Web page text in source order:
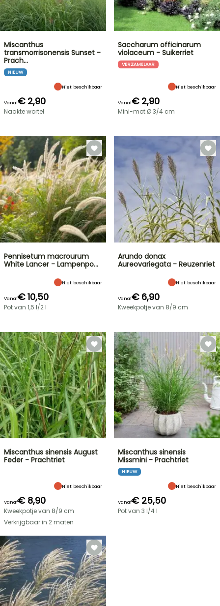
Miscanthus
transmorrisonensis Sunset -
Prach…
NIEUW
Niet beschikbaar
Vanaf€ 2,90
Naakte wortel
Saccharum officinarum
violaceum - Suikerriet
VERZAMELAAR
Niet beschikbaar
Vanaf€ 2,90
Mini-mot Ø 3/4 cm
Pennisetum macrourum
White Lancer - Lampenpo…
Niet beschikbaar
Vanaf€ 10,50
Pot van 1,5 l/2 l
Arundo donax
Aureovariegata - Reuzenriet
Niet beschikbaar
Vanaf€ 6,90
Kweekpotje van 8/9 cm
Miscanthus sinensis August
Feder - Prachtriet
Niet beschikbaar
Vanaf€ 8,90
Kweekpotje van 8/9 cm
Verkrijgbaar in 2 maten
Miscanthus sinensis
Missmini - Prachtriet
NIEUW
Niet beschikbaar
Vanaf€ 25,50
Pot van 3 l/4 l